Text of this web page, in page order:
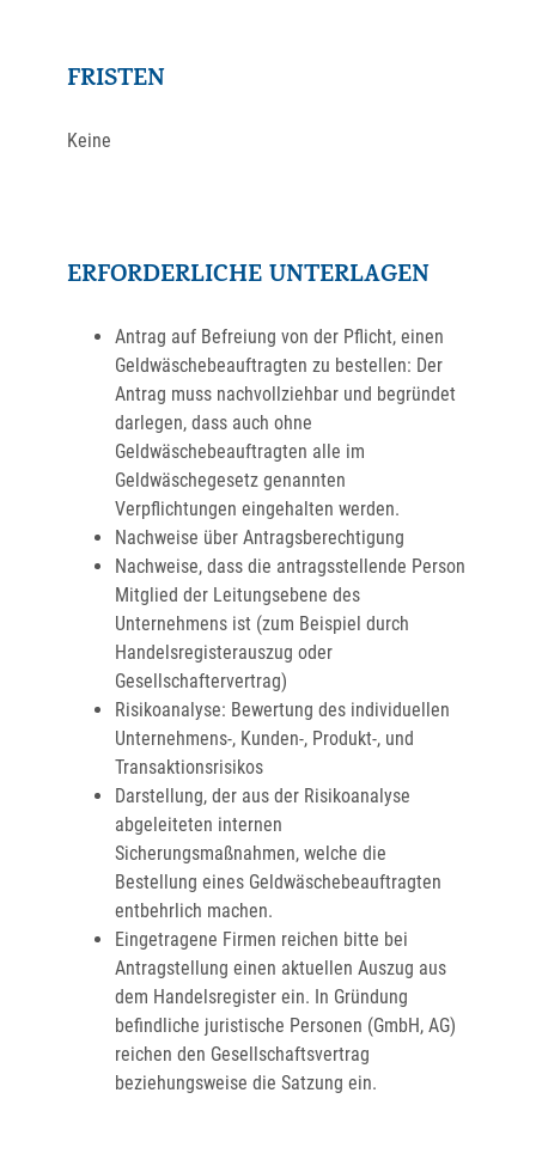
FRISTEN
Keine
ERFORDERLICHE UNTERLAGEN
Antrag auf Befreiung von der Pflicht, einen
Geldwäschebeauftragten zu bestellen: Der
Antrag muss nachvollziehbar und begründet
darlegen, dass auch ohne
Geldwäschebeauftragten alle im
Geldwäschegesetz genannten
Verpflichtungen eingehalten werden.
Nachweise über Antragsberechtigung
Nachweise, dass die antragsstellende Person
Mitglied der Leitungsebene des
Unternehmens ist (zum Beispiel durch
Handelsregisterauszug oder
Gesellschaftervertrag)
Risikoanalyse: Bewertung des individuellen
Unternehmens-, Kunden-, Produkt-, und
Transaktionsrisikos
Darstellung, der aus der Risikoanalyse
abgeleiteten internen
Sicherungsmaßnahmen, welche die
Bestellung eines Geldwäschebeauftragten
entbehrlich machen.
Eingetragene Firmen reichen bitte bei
Antragstellung einen aktuellen Auszug aus
dem Handelsregister ein. In Gründung
befindliche juristische Personen (GmbH, AG)
reichen den Gesellschaftsvertrag
beziehungsweise die Satzung ein.